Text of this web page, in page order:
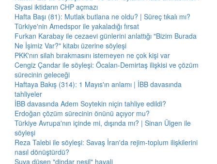
Siyasi iktidarın CHP açmazı
Hafta Başı (81): Mutlak butlana ne oldu? | Süreç tıkalı mı?
Türkiye'nin Amedspor ile yakaladığı fırsat
Furkan Karabay ile cezaevi günlerini anlattığı "Bizim Burada
Ne İşimiz Var?" kitabı üzerine söyleşi
PKK'nın silah bırakmasını istemeyen ne çok kişi var
Cengiz Çandar ile söyleşi: Öcalan-Demirtaş ilişkisi ve çözüm
sürecinin geleceği
Haftaya Bakış (314): 1 Mayıs'ın anlamı | İBB davasında
tahliyeler
İBB davasında Adem Soytekin niçin tahliye edildi?
Erdoğan çözüm sürecinin önünü açıyor mu?
Türkiye Avrupa'nın içinde mi, dışında mı? | Sinan Ülgen ile
söyleşi
Reza Talebi ile söyleşi: Savaş İran'da rejim-toplum ilişkilerini
nasıl dönüştürdü?
Suya düşen "dindar nesil" hayali